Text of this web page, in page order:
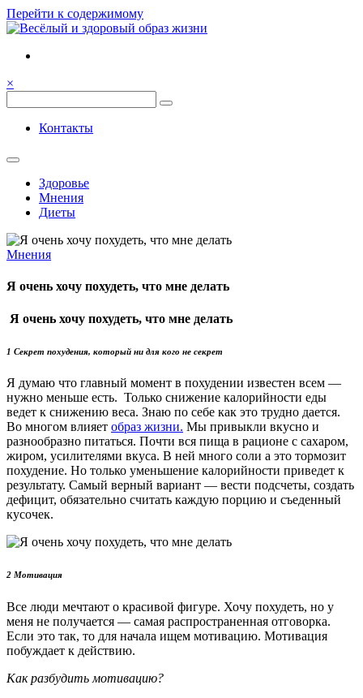
Перейти к содержимому
Весёлый и здоровый образ
жизни
Семья, общение, здоровье.
×
Весёлый и здоровый образ жизни
Контакты
Здоровье
Мнения
Диеты
Мнения
Я очень хочу похудеть, что мне делать
Я очень хочу похудеть, что мне делать
1 Секрет похудения, который ни для кого не секрет
Я думаю что главный момент в похудении известен всем —
нужно меньше есть. Только снижение калорийности еды
ведет к снижению веса. Знаю по себе как это трудно дается.
Во многом влияет образ жизни. Мы привыкли вкусно и
разнообразно питаться. Почти вся пища в рационе с сахаром,
жиром, усилителями вкуса. В ней много соли а это тормозит
похудение. Но только уменьшение калорийности приведет к
результату. Самый верный вариант — вести подсчеты, создать
дефицит, обязательно считать каждую порцию и съеденный
кусочек.
2 Мотивация
Все люди мечтают о красивой фигуре. Хочу похудеть, но у
меня не получается — самая распространенная отговорка.
Если это так, то для начала ищем мотивацию. Мотивация
побуждает к действию.
Как разбудить мотивацию?